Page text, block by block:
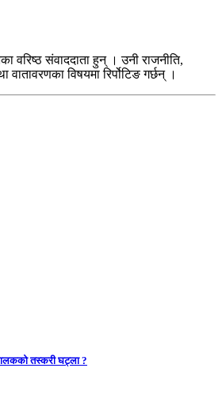
वरिष्ठ संवाददाता हुन् । उनी राजनीति,
विषयमा रिर्पोटिङ गर्छन् ।
तस्करी घट्ला ?